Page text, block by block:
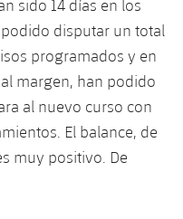
sido 14 días en los
disputar un total
programados y en
margen, han podido
al nuevo curso con
El balance, de
muy positivo. De